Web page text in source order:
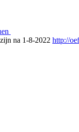
na 1-8-2022 http://